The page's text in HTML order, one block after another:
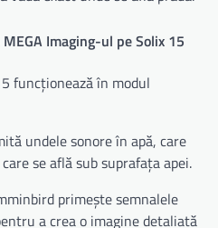
Imaging-ul pe Solix 15
funcționează în modul
undele sonore în apă, care
se află sub suprafața apei.
primește semnalele
a crea o imagine detaliată